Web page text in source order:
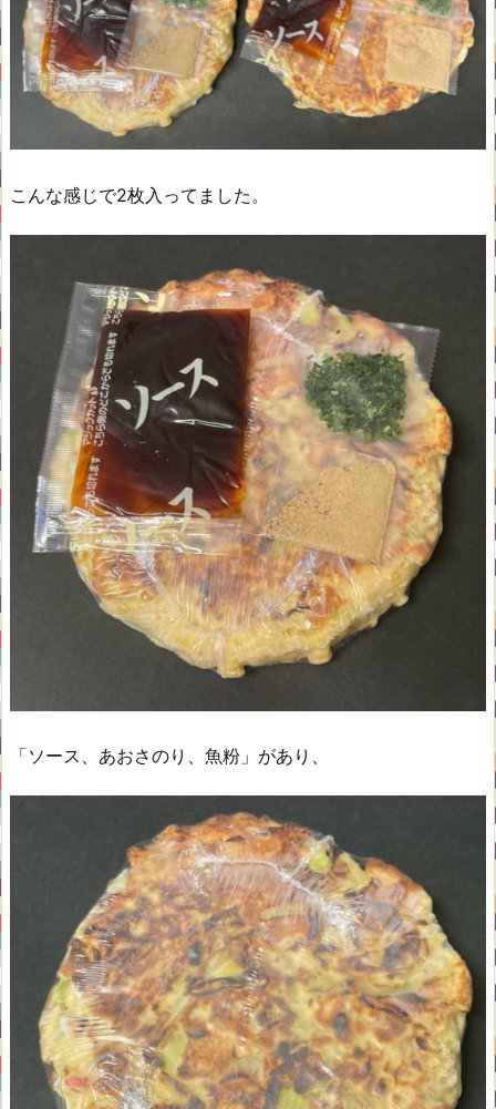
こんな感じで2枚入ってました。
「ソース、あおさのり、魚粉」があり、